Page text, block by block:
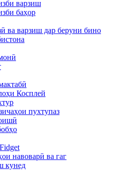
варзиш
баҳор
ва варзиш дар беруни бино
Косплей
пухтупаз
навоварӣ ва гаг
кунед